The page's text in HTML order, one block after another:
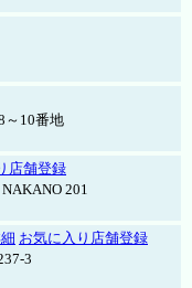
10番地
店舗登録
201
お気に入り店舗登録
3